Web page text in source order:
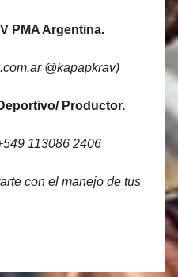
PMA Argentina.
@kapapkrav)
Productor.
113086 2406
con el manejo de tus